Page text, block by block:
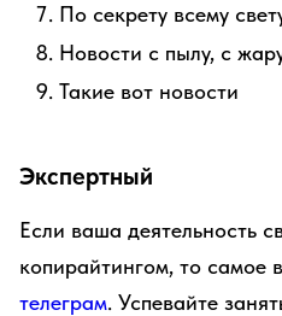
По секрету всему
Новости с пылу, с
Такие вот новости
Экспертный
Если ваша деятельность
копирайтингом, то самое
телеграм. Успевайте